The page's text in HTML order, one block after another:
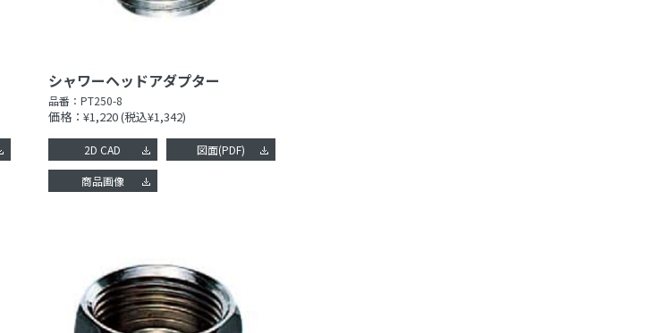
シャワーヘッドアダプター
品番： PT250-8
価格：¥1,220(税込¥1,342)
2D CAD 図面(PDF)
商品画像